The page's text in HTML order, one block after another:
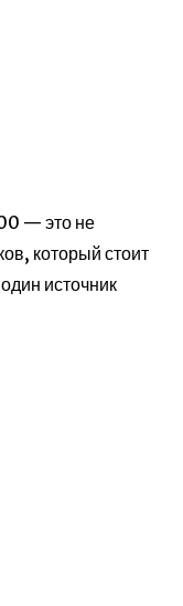
— это не
который стоит
источник